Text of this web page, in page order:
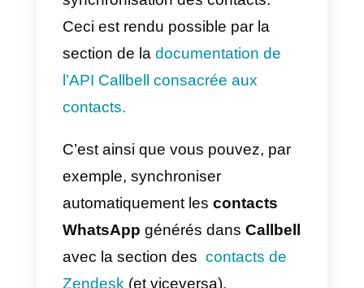
Comment intégrer
WhatsApp à Zendesk –
Méthode principale
Ce que vous devez faire pour
intégrer ces deux plates-formes
est de: